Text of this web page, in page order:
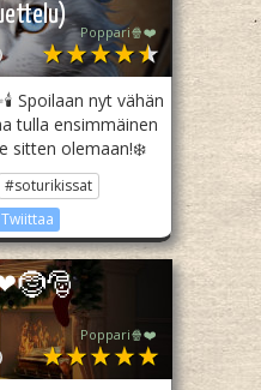
Poppari🍿❤️
Spoilaan nyt vähän
tulla ensimmäinen
sitten olemaan!❄️
#soturikissat
Poppari🍿❤️